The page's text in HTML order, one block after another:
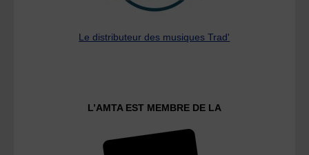
Le distributeur des musiques Trad'
L’AMTA EST MEMBRE DE LA